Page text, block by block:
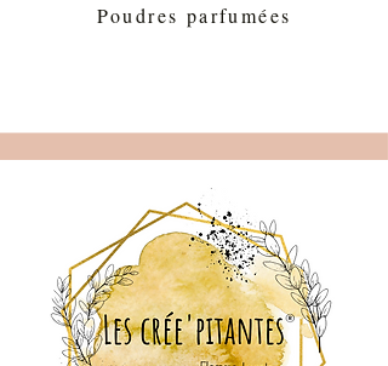
Poudres parfumées